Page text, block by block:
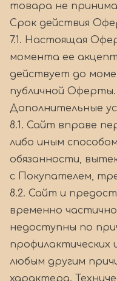
товара не
Срок действия
7.1. Настоящая
момента ее
действует до
публичной Оферты.
Дополнительные
8.1. Сайт вправе
либо иным
обязанности,
с Покупателем,
8.2. Сайт и
временно
недоступны по
профилактических
любым другим
характера.